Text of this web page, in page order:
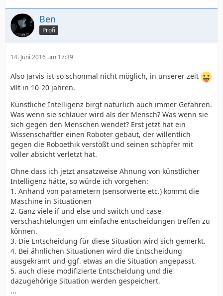
Ben
Profi
14. Juni 2016 um 17:39
Also Jarvis ist so schonmal nicht möglich, in unserer zeit
vllt in 10-20 jahren.
Künstliche Intelligenz birgt natürlich auch immer Gefahren.
Was wenn sie schlauer wird als der Mensch? Was wenn sie
sich gegen den Menschen wendet? Erst jetzt hat ein
Wissenschaftler einen Roboter gebaut, der willentlich
gegen die Roboethik verstößt und seinen schöpfer mit
voller absicht verletzt hat.
Ohne dass ich jetzt ansatzweise Ahnung von künstlicher
Intelligenz hätte, so würde ich vorgehen:
1. Anhand von parametern (sensorwerte etc.) kommt die
Maschine in Situationen
2. Ganz viele if und else und switch und case
verschachtelungen um einfache entscheidungen treffen zu
können.
3. Die Entscheidung für diese Situation wird sich gemerkt.
4. Bei ähnlichen Situationen wird die Entscheidung
ausgekramt und ggf. etwas an die Situation angepasst.
5. auch diese modifizierte Entscheidung und die
dazugehörige Situation werden gespeichert.
...